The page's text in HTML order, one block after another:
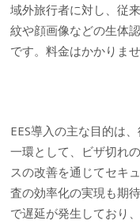
域外旅行者に対し、従
紋や顔画像などの生体
です。料金はかかりませ
EES導入の主な目的は
一環として、ビザ切れ
スの改善を通じてセキ
査の効率化の実現も期
で遅延が発生しており